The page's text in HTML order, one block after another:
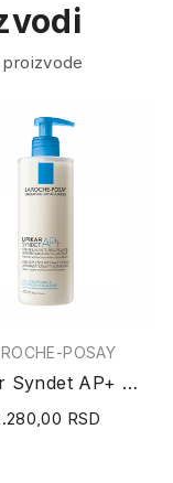
POSAY
Lipikar Syndet AP+ krema za kupanje (protiv...
RSD